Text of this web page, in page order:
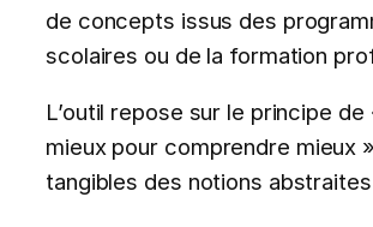
de concepts issus des
scolaires ou de la formation
L’outil repose sur le principe de
mieux pour comprendre mieux
tangibles des notions abstraites